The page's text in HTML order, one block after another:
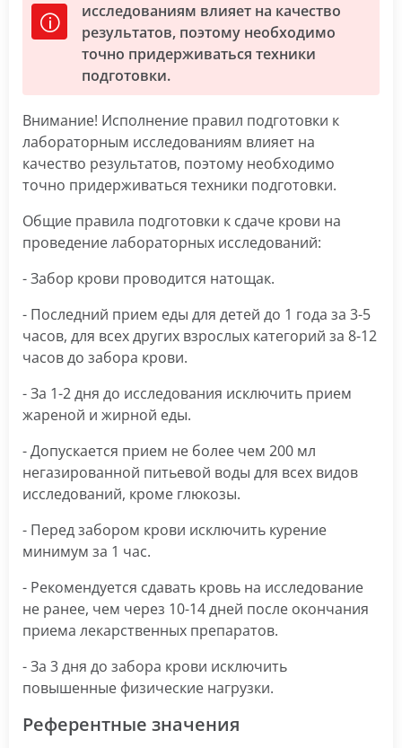
исследованиям влияет на качество
результатов, поэтому необходимо
точно придерживаться техники
подготовки.
Внимание! Исполнение правил подготовки к
лабораторным исследованиям влияет на
качество результатов, поэтому необходимо
точно придерживаться техники подготовки.
Общие правила подготовки к сдаче крови на
проведение лабораторных исследований:
- Забор крови проводится натощак.
- Последний прием еды для детей до 1 года за 3-5
часов, для всех других взрослых категорий за 8-12
часов до забора крови.
- За 1-2 дня до исследования исключить прием
жареной и жирной еды.
- Допускается прием не более чем 200 мл
негазированной питьевой воды для всех видов
исследований, кроме глюкозы.
- Перед забором крови исключить курение
минимум за 1 час.
- Рекомендуется сдавать кровь на исследование
не ранее, чем через 10-14 дней после окончания
приема лекарственных препаратов.
- За 3 дня до забора крови исключить
повышенные физические нагрузки.
Референтные значения